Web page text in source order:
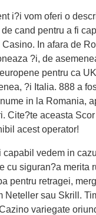
i?i vom oferi o
cand pentru a fi
In afara de
?i, de
pentru ca
?i Italia. 888 a
in la Romania,
Cite?te aceasta
acest operator!
capabil vedem in
cu siguran?a merita
pentru retragei,
Neteller sau Skrill.
variegate